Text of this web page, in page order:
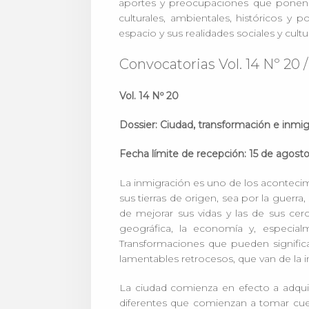
aportes y preocupaciones que
culturales, ambientales, históricos y
espacio y sus realidades sociales y
Convocatorias Vol. 14 Nº 20 /
Vol. 14 Nº 20
Dossier: Ciudad, transformación e
Fecha límite de recepción: 15 de
La inmigración es uno de los
sus tierras de origen, sea por la
de mejorar sus vidas y las de sus
geográfica, la economía y,
Transformaciones que pueden
lamentables retrocesos, que van de
La ciudad comienza en efecto a
diferentes que comienzan a tomar